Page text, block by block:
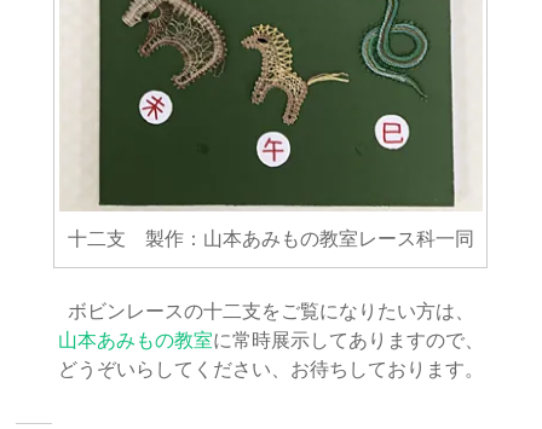
十二支 製作：山本あみもの教室レース科一同
ボビンレースの十二支をご覧になりたい方は、
山本あみもの教室に常時展示してありますので、
どうぞいらしてください、お待ちしております。